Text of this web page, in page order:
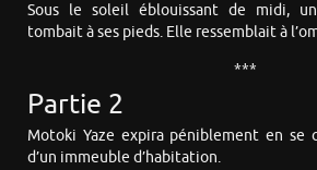
Sous le soleil éblouissant de midi,
tombait à ses pieds. Elle ressemblait à
***
Partie 2
Motoki Yaze expira péniblement en se
d’un immeuble d’habitation.